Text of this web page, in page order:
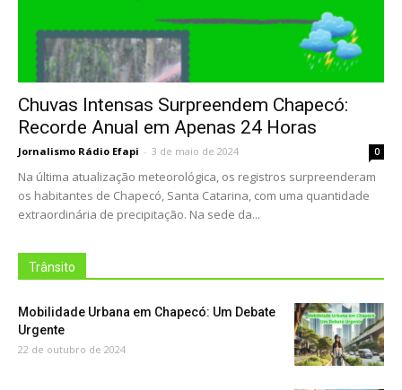
Chuvas Intensas Surpreendem Chapecó:
Recorde Anual em Apenas 24 Horas
Jornalismo Rádio Efapi - 3 de maio de 2024 0
Na última atualização meteorológica, os registros surpreenderam
os habitantes de Chapecó, Santa Catarina, com uma quantidade
extraordinária de precipitação. Na sede da...
Trânsito
Mobilidade Urbana em Chapecó: Um Debate
Urgente
22 de outubro de 2024